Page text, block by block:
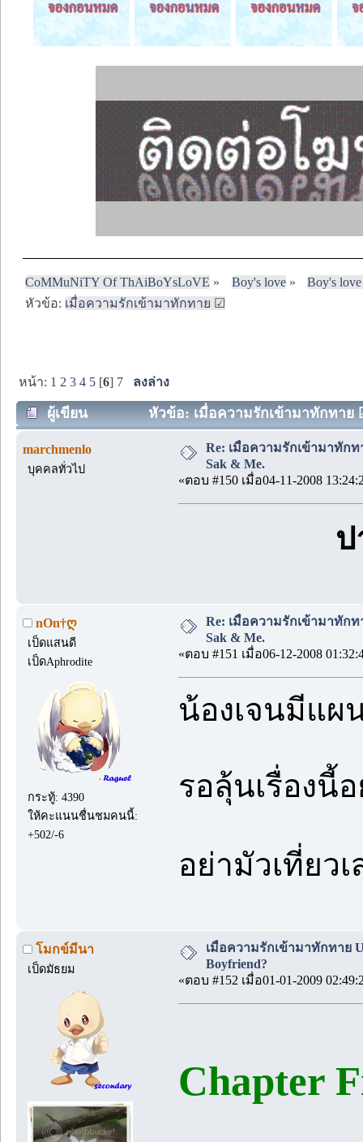
CoMMuNiTY Of ThAiBoYsLoVE » Boy's love»
Boy's
หัวข้อ: เมื่อความรักเข้ามาทักทาย ☑
หน้า: 1 2 3 4 5 [6] 7 ลงล่าง
ผู้เขียน หัวข้อ: เมื่อความรักเข้ามาทักทาย
marchmenlo
บุคคลทั่วไป
Re: เมื่อความรักเข้ามาทัก
Sak & Me.
«ตอบ #150 เมื่อ04-11-2008
ป
nOn†ღ
เป็ดแสนดี
เป็ดAphrodite
กระทู้: 4390
ให้คะแนนชื่นชมคนนี้:
+502/-6
Re: เมื่อความรักเข้ามาทัก
Sak & Me.
«ตอบ #151 เมื่อ06-12-2008
น้องเจนมีแผ
รอลุ้นเรื่องนี้
อย่ามัวเที่ยว
โมกข์มีนา
เป็ดมัธยม
เมื่อความรักเข้ามาทักทาย
Boyfriend?
«ตอบ #152 เมื่อ01-01-2009
Chapter